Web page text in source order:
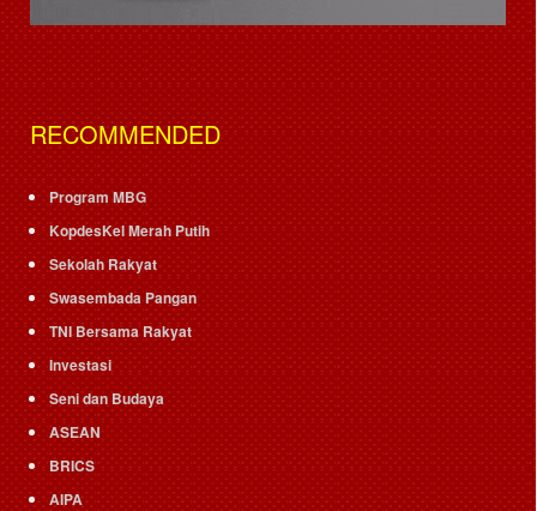
RECOMMENDED
Program MBG
KopdesKel Merah Putih
Sekolah Rakyat
Swasembada Pangan
TNI Bersama Rakyat
Investasi
Seni dan Budaya
ASEAN
BRICS
AIPA